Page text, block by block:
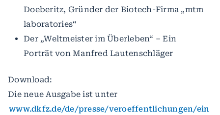
Doeberitz, Gründer der Biotech-Firma „mtm
laboratories“
Der „Weltmeister im Überleben“ – Ein
Porträt von Manfred Lautenschläger
Download:
Die neue Ausgabe ist unter
www.dkfz.de/de/presse/veroeffentlichungen/ein